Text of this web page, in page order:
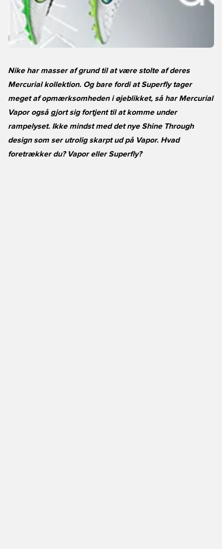
Nike har masser af grund til at være stolte af deres
Mercurial kollektion. Og bare fordi at Superfly tager
meget af opmærksomheden i øjeblikket, så har Mercurial
Vapor også gjort sig fortjent til at komme under
rampelyset. Ikke mindst med det nye Shine Through
design som ser utrolig skarpt ud på Vapor. Hvad
foretrækker du? Vapor eller Superfly?